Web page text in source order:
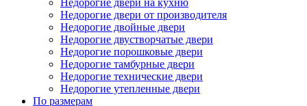
Недорогие двери на кухню
Недорогие двери от производителя
Недорогие двойные двери
Недорогие двустворчатые двери
Недорогие порошковые двери
Недорогие тамбурные двери
Недорогие технические двери
Недорогие утепленные двери
По размерам